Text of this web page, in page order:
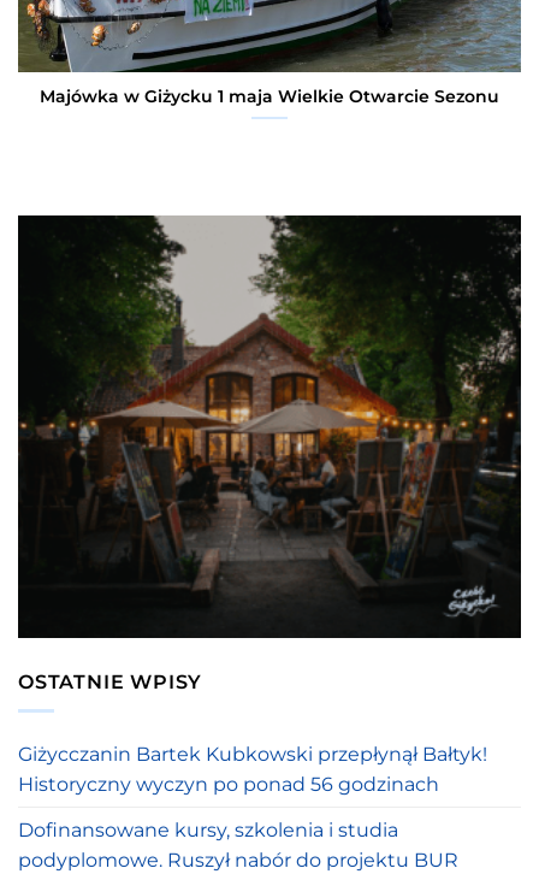
Majówka w Giżycku 1 maja Wielkie Otwarcie Sezonu
OSTATNIE WPISY
Giżycczanin Bartek Kubkowski przepłynął Bałtyk!
Historyczny wyczyn po ponad 56 godzinach
Dofinansowane kursy, szkolenia i studia
podyplomowe. Ruszył nabór do projektu BUR